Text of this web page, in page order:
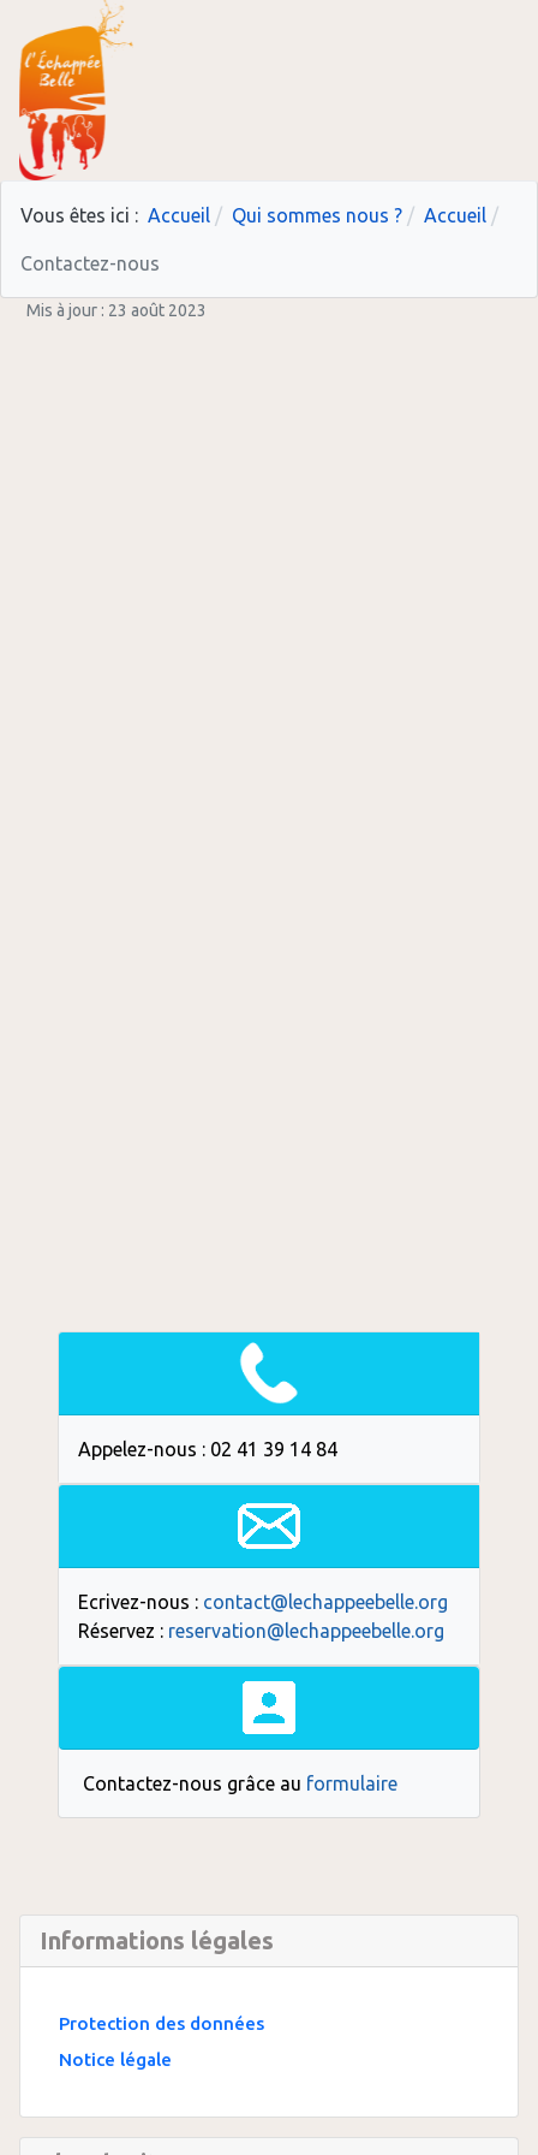
Vous êtes ici : Accueil Qui sommes nous ? Accueil
Contactez-nous
Mis à jour : 23 août 2023
Appelez-nous : 02 41 39 14 84
Ecrivez-nous : contact@lechappeebelle.org
Réservez : reservation@lechappeebelle.org
Contactez-nous grâce au formulaire
Informations légales
Protection des données
Notice légale